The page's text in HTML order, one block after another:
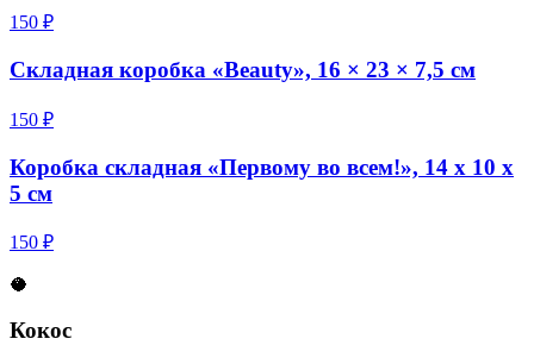
150 ₽
Складная коробка «Beauty», 16 × 23 × 7,5 см
150 ₽
Коробка складная «Первому во всем!», 14 х 10 х
5 см
150 ₽
🥥
Кокос